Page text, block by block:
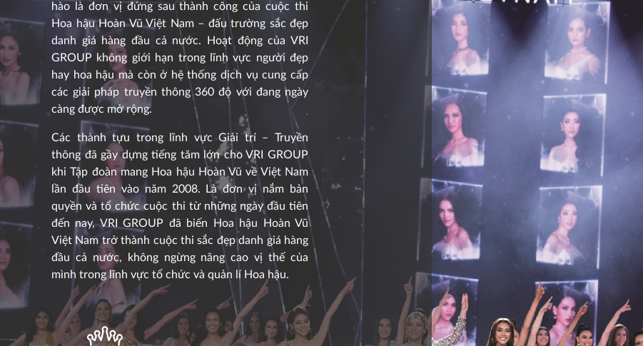
hào là đơn vị đứng sau thành công của cuộc thi
Hoa hậu Hoàn Vũ Việt Nam – đấu trường sắc đẹp
danh giá hàng đầu cả nước. Hoạt động của VRI
GROUP không giới hạn trong lĩnh vực người đẹp
hay hoa hậu mà còn ở hệ thống dịch vụ cung cấp
các giải pháp truyền thông 360 độ với đang ngày
càng được mở rộng.
Các thành tựu trong lĩnh vực Giải trí – Truyền
thông đã gầy dựng tiếng tăm lớn cho VRI GROUP
khi Tập đoàn mang Hoa hậu Hoàn Vũ về Việt Nam
lần đầu tiên vào năm 2008. Là đơn vị nắm bản
quyền và tổ chức cuộc thi từ những ngày đầu tiên
đến nay, VRI GROUP đã biến Hoa hậu Hoàn Vũ
Việt Nam trở thành cuộc thi sắc đẹp danh giá hàng
đầu cả nước, không ngừng nâng cao vị thế của
mình trong lĩnh vực tổ chức và quản lí Hoa hậu.